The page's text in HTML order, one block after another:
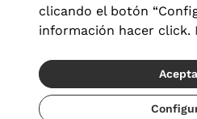
Aviso legal|Política de
clicando el botón
información hacer click.